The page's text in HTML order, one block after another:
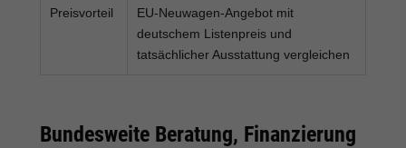
Preisvorteil
EU-Neuwagen-Angebot mit
deutschem Listenpreis und
tatsächlicher Ausstattung vergleichen
Bundesweite Beratung, Finanzierung